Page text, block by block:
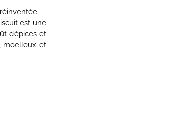
est une
d’épices et
moelleux et